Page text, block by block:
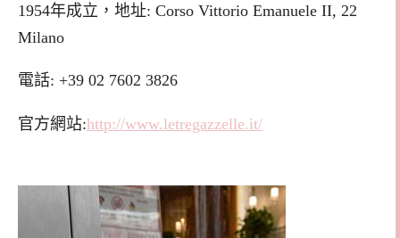
1954年成立， 地址: Corso Vittorio Emanuele II, 22
Milano
電話: +39 02 7602 3826
官方網站:http://www.letregazzelle.it/